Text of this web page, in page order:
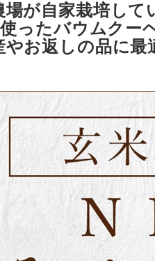
場が自家栽培して
ったバウムクー
やお返しの品に最